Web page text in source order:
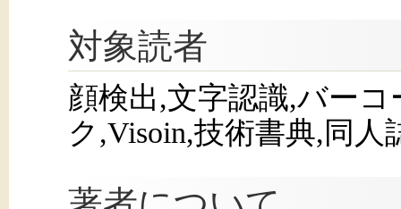
対象読者
顔検出,文字認識,バー
ク,Visoin,技術書典,同